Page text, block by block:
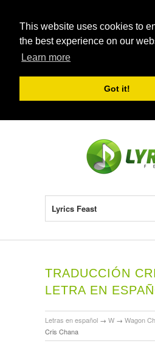
This website uses cookies to
the best experience on our
Learn more
Got it!
Lyrics Feast
TRADUCCIÓN
LETRA EN
Letras en español → W → Wagon
Cris Chana